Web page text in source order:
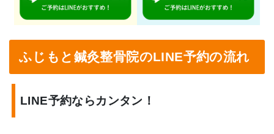
ふじもと鍼灸整骨院のLINE予約の流れ
LINE予約ならカンタン！